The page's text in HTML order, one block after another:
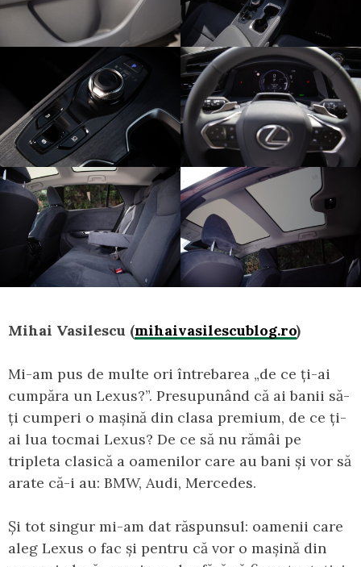
Mihai Vasilescu (mihaivasilescublog.ro)
Mi-am pus de multe ori întrebarea „de ce ți-ai
cumpăra un Lexus?”. Presupunând că ai banii să-
ți cumperi o mașină din clasa premium, de ce ți-
ai lua tocmai Lexus? De ce să nu rămâi pe
tripleta clasică a oamenilor care au bani și vor să
arate că-i au: BMW, Audi, Mercedes.
Și tot singur mi-am dat răspunsul: oamenii care
aleg Lexus o fac și pentru că vor o mașină din